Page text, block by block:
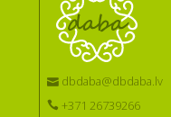
dbdaba@dbdaba.lv
+371 26739266